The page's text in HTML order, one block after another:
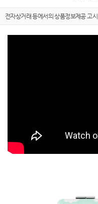
전자상거래 등에서의 상품정보제공 고시